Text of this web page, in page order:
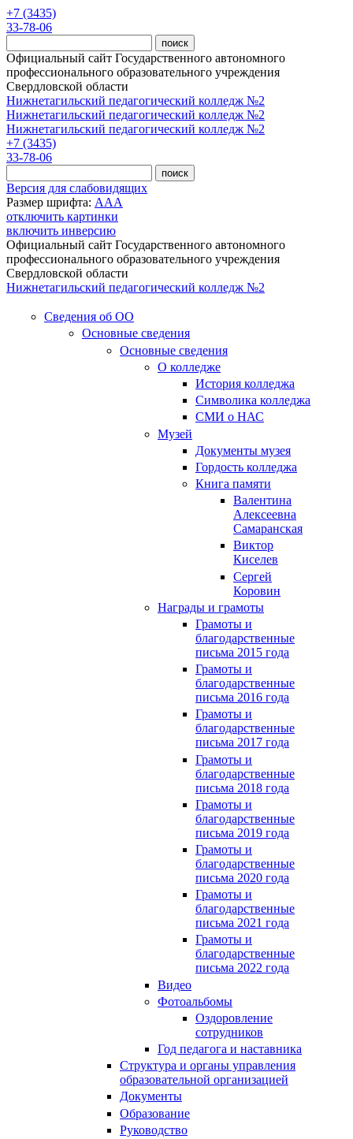
Перейти к основному содержанию
+7 (3435)
33-78-06
Официальный сайт Государственного автономного
профессионального образовательного учреждения
Свердловской области
Нижнетагильский педагогический колледж №2
Нижнетагильский педагогический колледж №2
Нижнетагильский педагогический колледж №2
+7 (3435)
33-78-06
Версия для слабовидящих
Размер шрифта: AAA
отключить картинки
включить инверсию
Официальный сайт Государственного автономного
профессионального образовательного учреждения
Свердловской области
Нижнетагильский педагогический колледж №2
Сведения об ОО
Основные сведения
Основные сведения
О колледже
История колледжа
Символика колледжа
СМИ о НАС
Музей
Документы музея
Гордость колледжа
Книга памяти
Валентина
Алексеевна
Самаранская
Виктор
Киселев
Сергей
Коровин
Награды и грамоты
Грамоты и
благодарственные
письма 2015 года
Грамоты и
благодарственные
письма 2016 года
Грамоты и
благодарственные
письма 2017 года
Грамоты и
благодарственные
письма 2018 года
Грамоты и
благодарственные
письма 2019 года
Грамоты и
благодарственные
письма 2020 года
Грамоты и
благодарственные
письма 2021 года
Грамоты и
благодарственные
письма 2022 года
Видео
Фотоальбомы
Оздоровление
сотрудников
Год педагога и наставника
Структура и органы управления
образовательной организацией
Документы
Образование
Руководство